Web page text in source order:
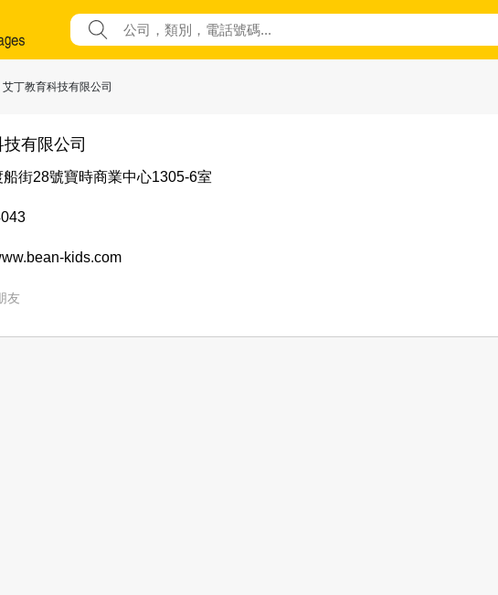
丁教育科技有限公司
有限公司
船街28號寶時商業中心1305-6室
kids.com
友